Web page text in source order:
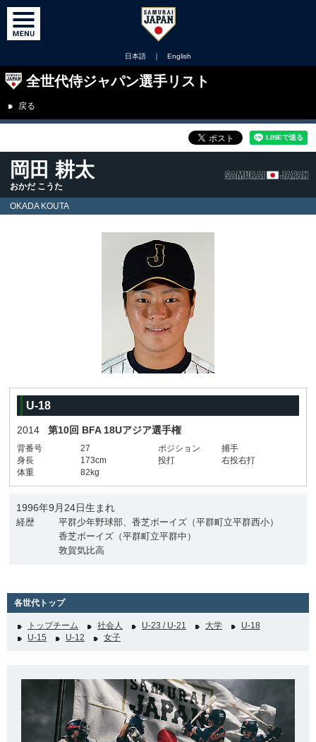
日本語 ｜ English
全世代侍ジャパン選手リスト
戻る
岡田 耕太
おかだ こうた
OKADA KOUTA
U-18
2014 第10回 BFA 18Uアジア選手権
背番号 27 ポジション
捕手
身長
173cm 投打
右投右打
体重
82kg
1996年9月24日生まれ
経歴
平群少年野球部、香芝ボーイズ（平群町立平群西小）
香芝ボーイズ（平群町立平群中）
敦賀気比高
各世代トップ
トップチーム 社会人 U-23 / U-21 大学
U-18
U-15
U-12 女子